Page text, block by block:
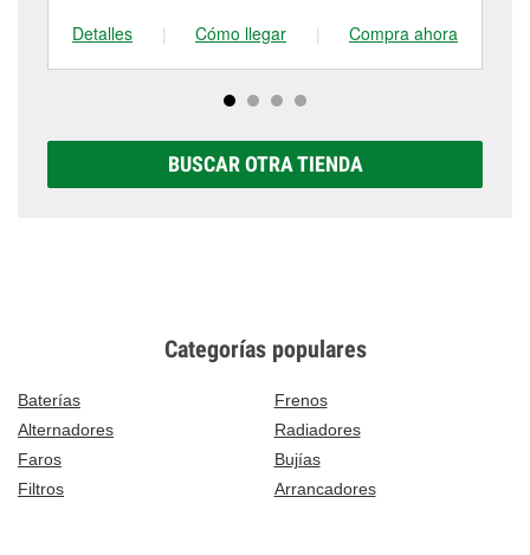
Detalles
| Cómo llegar | Compra ahora
BUSCAR OTRA TIENDA
Categorías populares
Baterías
Frenos
Alternadores
Radiadores
Faros
Bujías
Filtros
Arrancadores